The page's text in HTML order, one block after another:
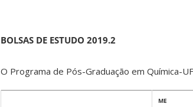
BOLSAS DE ESTUDO 2019.2
O Programa de Pós-Graduação em Química-
ME